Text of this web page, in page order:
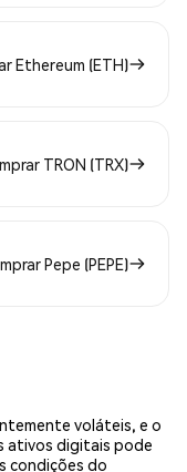
Ethereum (ETH)
TRON (TRX)
Pepe (PEPE)
voláteis, e o
ativos digitais pode
condições do